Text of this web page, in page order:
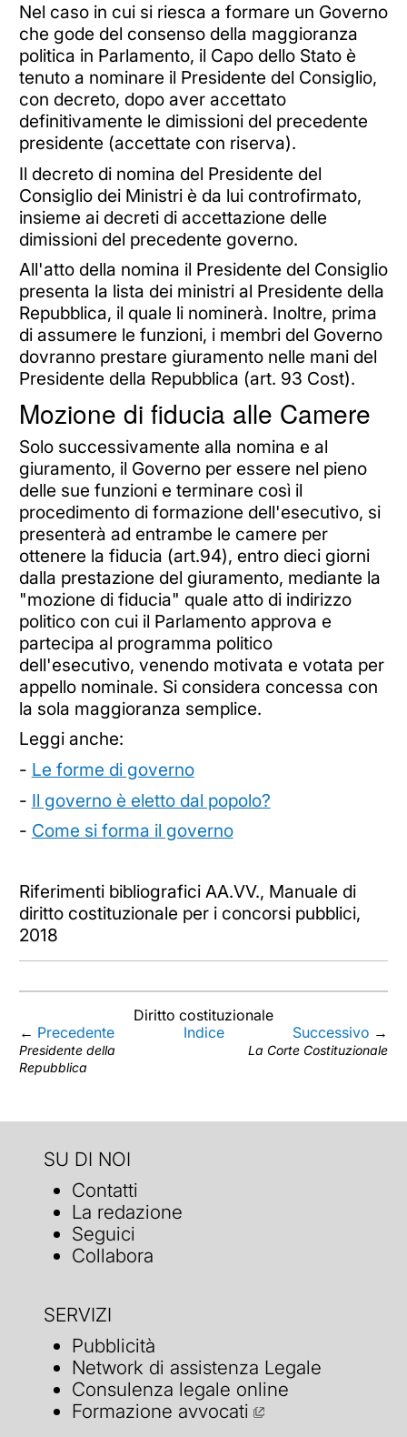
Nel caso in cui si riesca a formare un Governo
che gode del consenso della maggioranza
politica in Parlamento, il Capo dello Stato è
tenuto a nominare il Presidente del Consiglio,
con decreto, dopo aver accettato
definitivamente le dimissioni del precedente
presidente (accettate con riserva).
Il decreto di nomina del Presidente del
Consiglio dei Ministri è da lui controfirmato,
insieme ai decreti di accettazione delle
dimissioni del precedente governo.
All'atto della nomina il Presidente del Consiglio
presenta la lista dei ministri al Presidente della
Repubblica, il quale li nominerà. Inoltre, prima
di assumere le funzioni, i membri del Governo
dovranno prestare giuramento nelle mani del
Presidente della Repubblica (art. 93 Cost).
Mozione di fiducia alle Camere
Solo successivamente alla nomina e al
giuramento, il Governo per essere nel pieno
delle sue funzioni e terminare così il
procedimento di formazione dell'esecutivo, si
presenterà ad entrambe le camere per
ottenere la fiducia (art.94), entro dieci giorni
dalla prestazione del giuramento, mediante la
"mozione di fiducia" quale atto di indirizzo
politico con cui il Parlamento approva e
partecipa al programma politico
dell'esecutivo, venendo motivata e votata per
appello nominale. Si considera concessa con
la sola maggioranza semplice.
Leggi anche:
- Le forme di governo
- Il governo è eletto dal popolo?
- Come si forma il governo
Riferimenti bibliografici AA.VV., Manuale di
diritto costituzionale per i concorsi pubblici,
2018
Diritto costituzionale
← Precedente
Presidente della
Repubblica
Indice Successivo →
La Corte Costituzionale
SU DI NOI
Contatti
La redazione
Seguici
Collabora
SERVIZI
Pubblicità
Network di assistenza Legale
Consulenza legale online
Formazione avvocati